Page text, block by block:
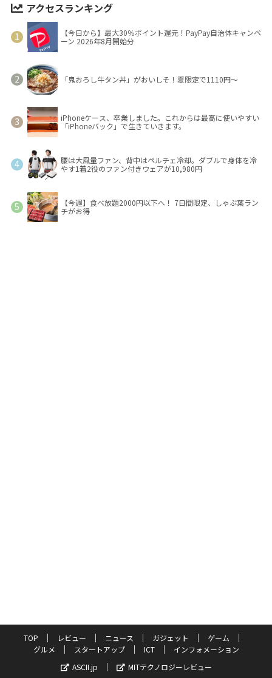
アクセスランキング
【今日から】最大30％ポイント還元！PayPay自治体キャンペ
ーン 2026年8月開始分
「鬼おろし牛タン丼」がおいしそ！夏限定で1110円～
iPhoneケース、卒業しました。これからは最高に使いやすい
「iPhoneバック」で生きていきます。
腰は大風量ファン、背中はペルチェ冷却。ダブルで身体を冷
やす1着2役のファン付きウェアが10,980円
【今週】食べ放題2000円以下へ！ 7日間限定、しゃぶ葉ラン
チがお得
TOP レビュー ニュース ガジェット
ゲーム
グルメ
スタートアップ ICT
インフォメーション
ASCII.jp
MITテクノロジーレビュー